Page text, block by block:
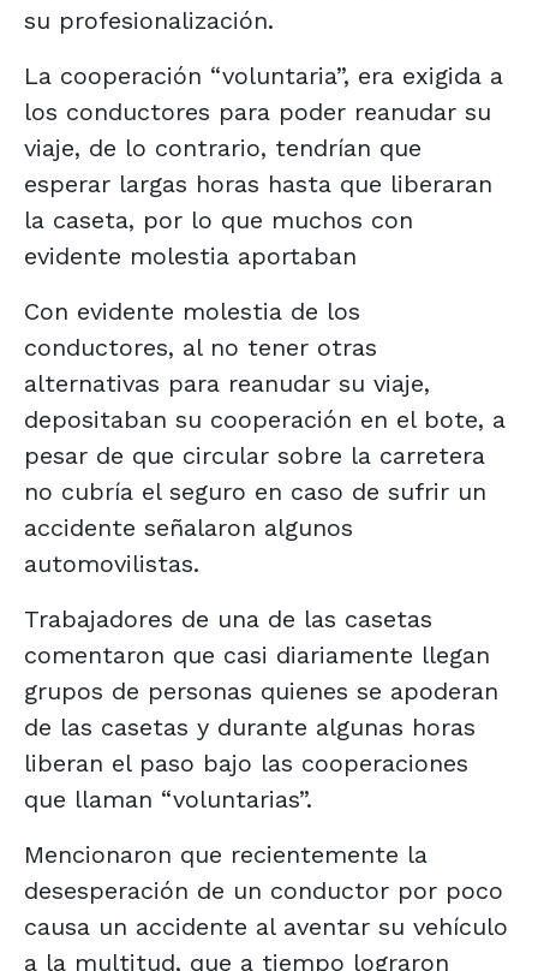
su profesionalización.
La cooperación “voluntaria”, era exigida a
los conductores para poder reanudar su
viaje, de lo contrario, tendrían que
esperar largas horas hasta que liberaran
la caseta, por lo que muchos con
evidente molestia aportaban
Con evidente molestia de los
conductores, al no tener otras
alternativas para reanudar su viaje,
depositaban su cooperación en el bote, a
pesar de que circular sobre la carretera
no cubría el seguro en caso de sufrir un
accidente señalaron algunos
automovilistas.
Trabajadores de una de las casetas
comentaron que casi diariamente llegan
grupos de personas quienes se apoderan
de las casetas y durante algunas horas
liberan el paso bajo las cooperaciones
que llaman “voluntarias”.
Mencionaron que recientemente la
desesperación de un conductor por poco
causa un accidente al aventar su vehículo
a la multitud, que a tiempo lograron